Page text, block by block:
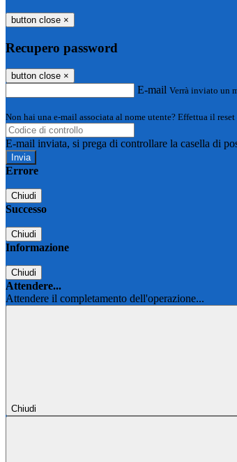
button close ×
Recupero password
button close ×
E-mail Verrà inviato un
Non hai una e-mail associata al nome utente? Effettua il
E-mail inviata, si prega di controllare la casella di
Errore
Chiudi
Successo
Chiudi
Informazione
Chiudi
Attendere...
Attendere il completamento dell'operazione...
Chiudi